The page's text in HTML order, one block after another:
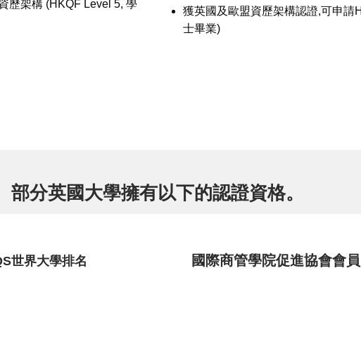
歷架構 (HKQF Level 5, 學
獲英國及歐盟資歷架構認證,可申請
士畢業)
部分英國大學擁有以下的認證資格。
世界大學排名 國際商管學院促進協會會員